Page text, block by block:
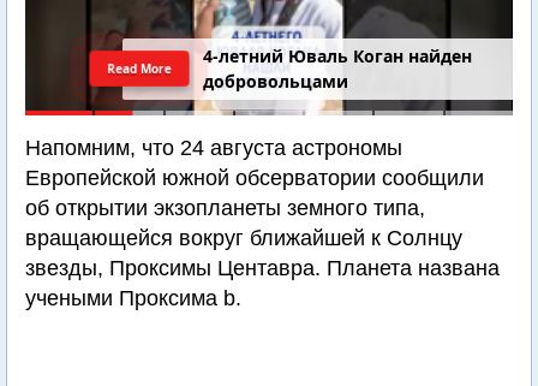
4-летний Юваль Коган найден
добровольцами
Read More
Напомним, что 24 августа астрономы
Европейской южной обсерватории сообщили
об открытии экзопланеты земного типа,
вращающейся вокруг ближайшей к Солнцу
звезды, Проксимы Центавра. Планета названа
учеными Проксима b.